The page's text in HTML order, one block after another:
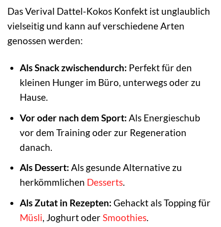
Das Verival Dattel-Kokos Konfekt ist unglaublich
vielseitig und kann auf verschiedene Arten
genossen werden:
Als Snack zwischendurch: Perfekt für den
kleinen Hunger im Büro, unterwegs oder zu
Hause.
Vor oder nach dem Sport: Als Energieschub
vor dem Training oder zur Regeneration
danach.
Als Dessert: Als gesunde Alternative zu
herkömmlichen Desserts.
Als Zutat in Rezepten: Gehackt als Topping für
Müsli , Joghurt oder Smoothies.